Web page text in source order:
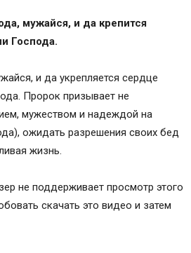
мужайся, и да крепится
Господа.
и да укрепляется сердце
Пророк призывает не
мужеством и надеждой на
ожидать разрешения своих бед
жизнь.
не поддерживает просмотр этого
скачать это видео и затем